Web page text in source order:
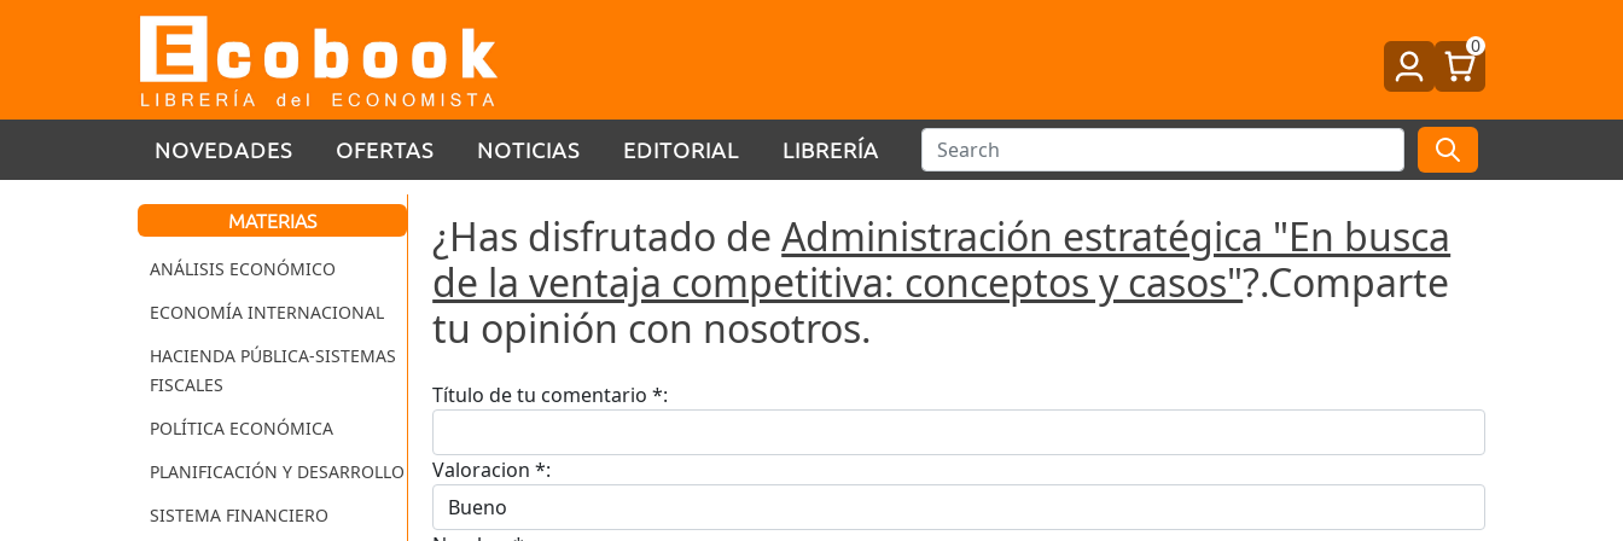
0
NOVEDADES OFERTAS NOTICIAS EDITORIAL LIBRERÍA
MATERIAS
ANÁLISIS ECONÓMICO
ECONOMÍA INTERNACIONAL
HACIENDA PÚBLICA-SISTEMAS
FISCALES
POLÍTICA ECONÓMICA
PLANIFICACIÓN Y DESARROLLO
SISTEMA FINANCIERO
¿Has disfrutado deAdministración estratégica "En busca
de la ventaja competitiva: conceptos y casos"?.Comparte
tu opinión con nosotros.
Título de tu comentario *:
Valoracion *: